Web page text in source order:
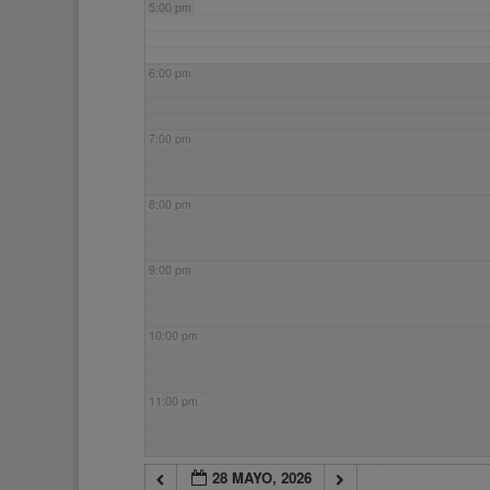
5:00 pm
6:00 pm
7:00 pm
8:00 pm
9:00 pm
10:00 pm
11:00 pm
28 MAYO, 2026